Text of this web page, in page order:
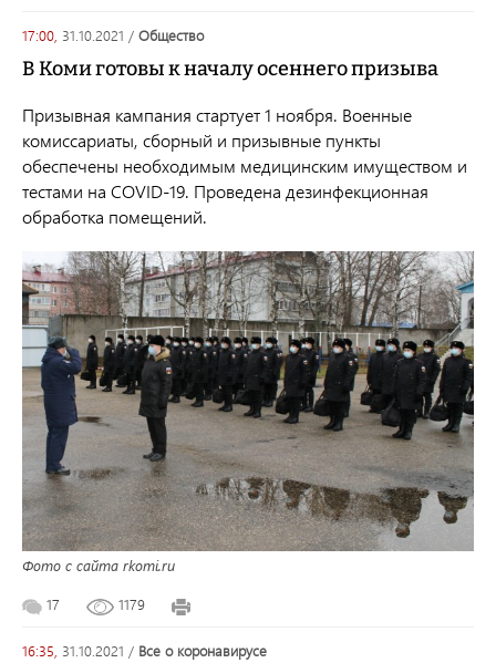
17:00, 31.10.2021 / общество
В Коми готовы к началу осеннего призыва
Призывная кампания стартует 1 ноября. Военные
комиссариаты, сборный и призывные пункты
обеспечены необходимым медицинским имуществом и
тестами на COVID-19. Проведена дезинфекционная
обработка помещений.
Фото с сайта rkomi.ru
17 1179
16:35, 31.10.2021 / все о коронавирусе